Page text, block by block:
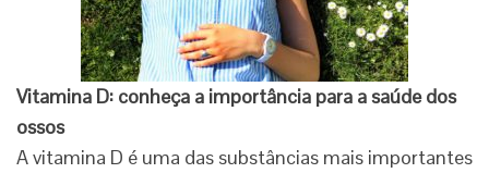
Vitamina D: conheça a importância para a saúde dos
ossos
A vitamina D é uma das substâncias mais importantes